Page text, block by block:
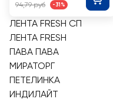
94,79 руб -31%
ЛЕНТА FRESH СП
ЛЕНТА FRESH
ПАВА ПАВА
МИРАТОРГ
ПЕТЕЛИНКА
ИНДИЛАЙТ